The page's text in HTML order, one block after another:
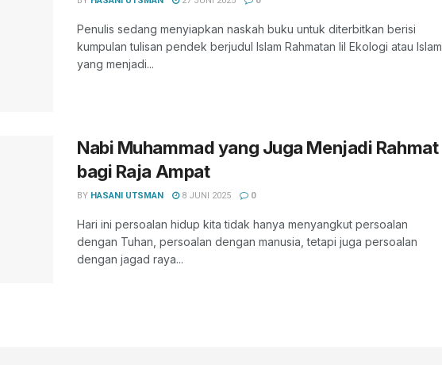
Penulis sedang menyiapkan naskah buku untuk diterbitkan berisi
kumpulan tulisan pendek berjudul Islam Rahmatan lil Ekologi atau Islam
yang menjadi...
Nabi Muhammad yang Juga Menjadi Rahmat
bagi Raja Ampat
BY HASANI UTSMAN 8 JUNI 2025 0
Hari ini persoalan hidup kita tidak hanya menyangkut persoalan
dengan Tuhan, persoalan dengan manusia, tetapi juga persoalan
dengan jagad raya...